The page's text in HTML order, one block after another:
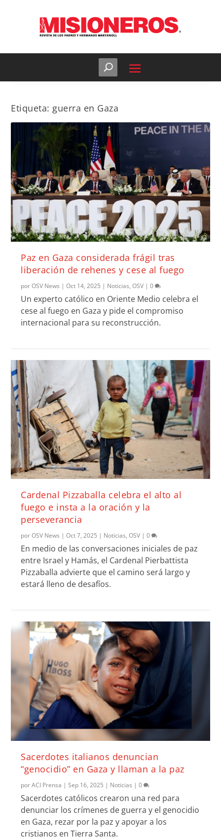
Etiqueta: guerra en Gaza
Paz en Gaza considerada frágil tras
liberación de rehenes y cese al fuego
porOSV News |Oct 14, 2025 | Noticias,OSV |0
Un experto católico en Oriente Medio celebra el
cese al fuego en Gaza y pide el compromiso
internacional para su reconstrucción.
Cardenal Pizzaballa celebra el alto al
fuego e insta a la oración y la
perseverancia
porOSV News |Oct 7, 2025 | Noticias,OSV |0
En medio de las conversaciones iniciales de paz
entre Israel y Hamás, el Cardenal Pierbattista
Pizzaballa advierte que el camino será largo y
estará lleno de desafíos.
Sacerdotes italianos denuncian
“genocidio” en Gaza y llaman a la paz
porACI Prensa |Sep 16, 2025 | Noticias |0
Sacerdotes católicos crearon una red para
denunciar los crímenes de guerra y el genocidio
en Gaza, rezar por la paz y apoyar a los
cristianos en Tierra Santa.